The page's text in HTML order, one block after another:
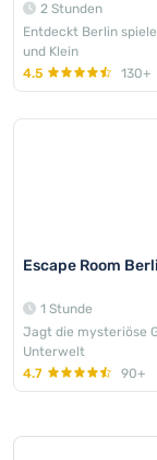
2 Stunden
Entdeckt Berlin
und Klein
4.5
130+
Escape Room
1 Stunde
Jagt die mysteriöse
Unterwelt
4.7
90+